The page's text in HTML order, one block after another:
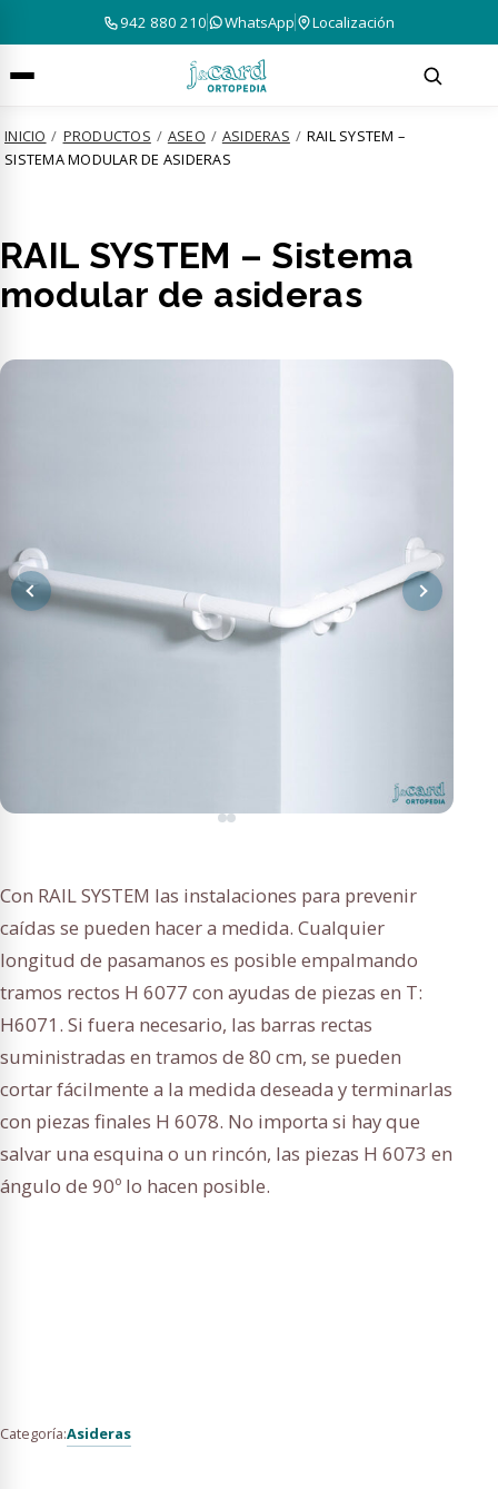
942 880 210 WhatsApp Localización
INICIO / PRODUCTOS / ASEO / ASIDERAS / RAIL SYSTEM –
SISTEMA MODULAR DE ASIDERAS
RAIL SYSTEM – Sistema
modular de asideras
Con RAIL SYSTEM las instalaciones para prevenir
caídas se pueden hacer a medida. Cualquier
longitud de pasamanos es posible empalmando
tramos rectos H 6077 con ayudas de piezas en T:
H6071. Si fuera necesario, las barras rectas
suministradas en tramos de 80 cm, se pueden
cortar fácilmente a la medida deseada y terminarlas
con piezas finales H 6078. No importa si hay que
salvar una esquina o un rincón, las piezas H 6073 en
ángulo de 90º lo hacen posible.
Categoría:Asideras